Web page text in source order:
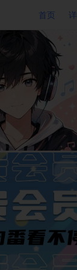
首页